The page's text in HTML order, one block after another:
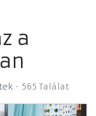
a
565 Találat